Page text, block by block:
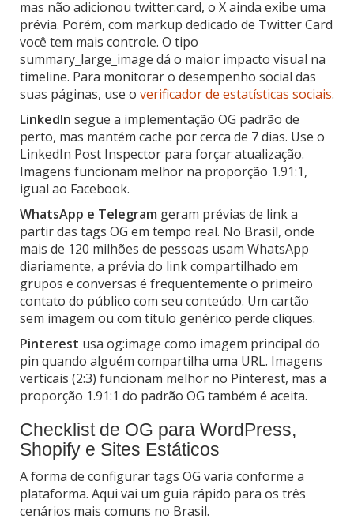
mas não adicionou twitter:card, o X ainda exibe uma
prévia. Porém, com markup dedicado de Twitter Card
você tem mais controle. O tipo
summary_large_image dá o maior impacto visual na
timeline. Para monitorar o desempenho social das
suas páginas, use o verificador de estatísticas sociais.
LinkedIn segue a implementação OG padrão de
perto, mas mantém cache por cerca de 7 dias. Use o
LinkedIn Post Inspector para forçar atualização.
Imagens funcionam melhor na proporção 1.91:1,
igual ao Facebook.
WhatsApp e Telegram geram prévias de link a
partir das tags OG em tempo real. No Brasil, onde
mais de 120 milhões de pessoas usam WhatsApp
diariamente, a prévia do link compartilhado em
grupos e conversas é frequentemente o primeiro
contato do público com seu conteúdo. Um cartão
sem imagem ou com título genérico perde cliques.
Pinterest usa og:image como imagem principal do
pin quando alguém compartilha uma URL. Imagens
verticais (2:3) funcionam melhor no Pinterest, mas a
proporção 1.91:1 do padrão OG também é aceita.
Checklist de OG para WordPress,
Shopify e Sites Estáticos
A forma de configurar tags OG varia conforme a
plataforma. Aqui vai um guia rápido para os três
cenários mais comuns no Brasil.